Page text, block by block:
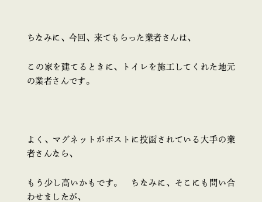
ちなみに、今回、来てもらった業者さんは、
この家を建てるときに、トイレを施工してくれた地元
の業者さんです。
よく、マグネットがポストに投函されている大手の業
者さんなら、
もう少し高いかもです。 ちなみに、そこにも問い合
わせましたが、